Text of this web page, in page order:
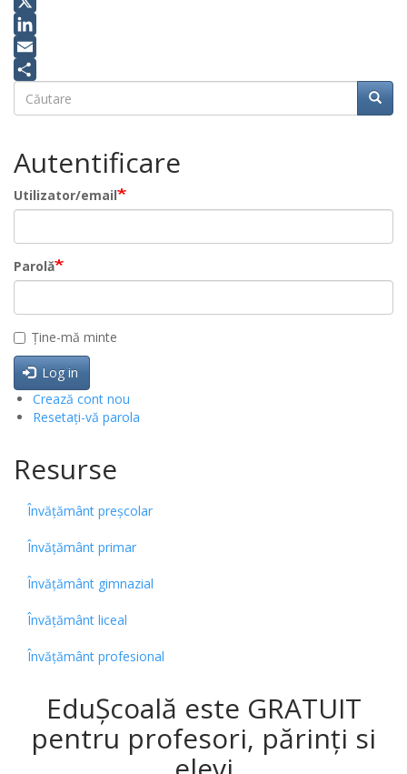
X
LinkedIn
Email
Share
Căutare
Căutare
Autentificare
Utilizator/email
Parolă
Ține-mă minte
Log in
Crează cont nou
Resetați-vă parola
Resurse
Învățământ preșcolar
Învățământ primar
Învățământ gimnazial
Învățământ liceal
Învățământ profesional
EduȘcoală este GRATUIT
pentru profesori, părinți si